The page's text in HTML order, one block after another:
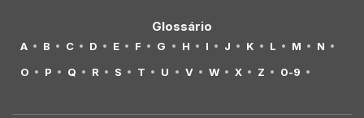
Glossário
A B C D E F G H I J K L M
N
O
P Q R S T U V W X Z 0-9